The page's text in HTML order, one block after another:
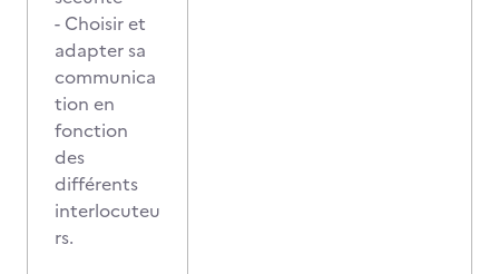
- Choisir et
adapter sa
communica
tion en
fonction
des
différents
interlocuteu
rs.